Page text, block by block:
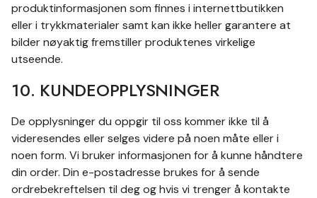
produktinformasjonen som finnes i internettbutikken
eller i trykkmaterialer samt kan ikke heller garantere at
bilder nøyaktig fremstiller produktenes virkelige
utseende.
10. KUNDEOPPLYSNINGER
De opplysninger du oppgir til oss kommer ikke til å
videresendes eller selges videre på noen måte eller i
noen form. Vi bruker informasjonen for å kunne håndtere
din order. Din e-postadresse brukes for å sende
ordrebekreftelsen til deg og hvis vi trenger å kontakte